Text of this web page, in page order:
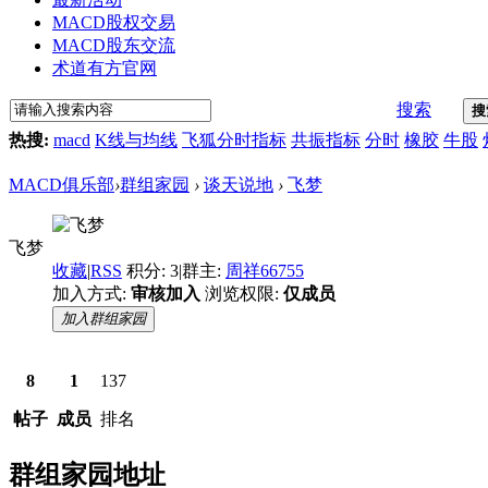
MACD股权交易
MACD股东交流
术道有方官网
搜索
热搜: macd K线与均线 飞狐分时指标 共振指标 分时 橡胶 牛股
MACD俱乐部›群组家园 › 谈天说地 › 飞梦
飞梦
收藏|RSS 积分: 3|群主: 周祥66755
加入方式: 审核加入 浏览权限: 仅成员
加入群组家园
8
帖子
1
成员
137
排名
群组家园地址